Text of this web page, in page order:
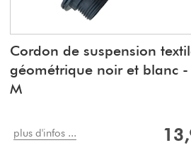
Cordon de suspension
géométrique noir et blanc
M
plus d'infos ...